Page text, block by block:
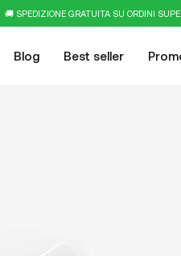
🚚 SPEDIZIONE GRATUITA SU ORDINI
Blog Best seller